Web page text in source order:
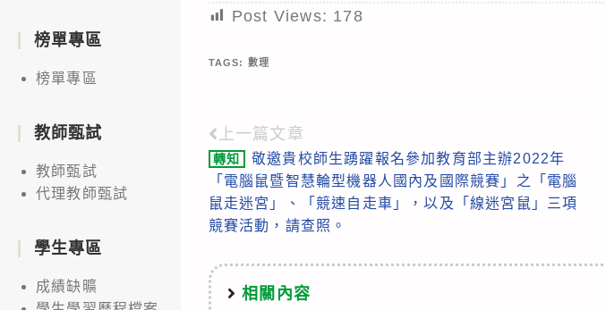
Post Views: 178
TAGS: 數理
Read
more
articles
上一篇文章
轉知
敬邀貴校師生踴躍報名參加教育部主辦2022年
「電腦鼠暨智慧輪型機器人國內及國際競賽」之「電腦
鼠走迷宮」、「競速自走車」，以及「線迷宮鼠」三項
競賽活動，請查照。
相關內容
榜單專區
榜單專區
教師甄試
教師甄試
代理教師甄試
學生專區
成績缺曠